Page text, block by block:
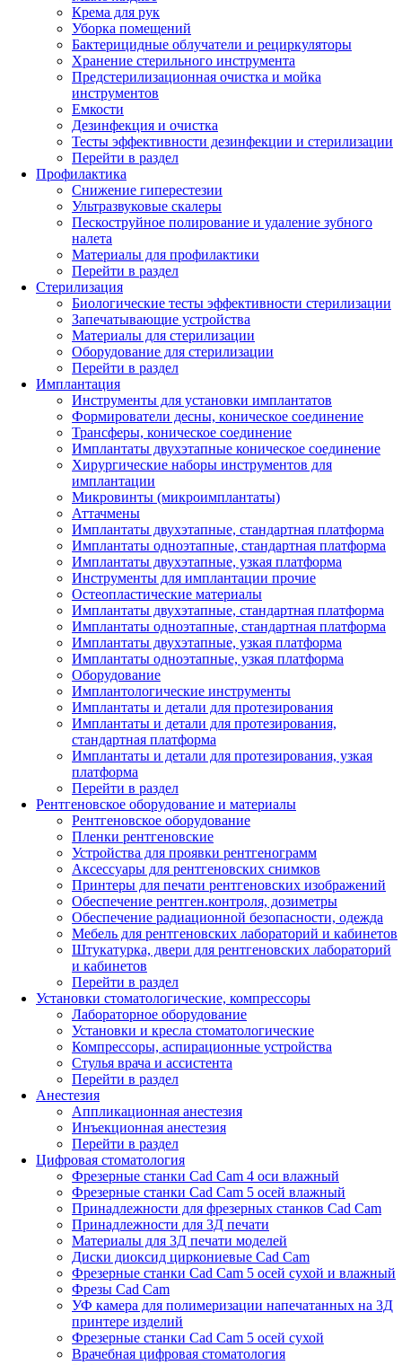
Крема для рук
Уборка помещений
Бактерицидные облучатели и рециркуляторы
Хранение стерильного инструмента
Предстерилизационная очистка и мойка
инструментов
Емкости
Дезинфекция и очистка
Тесты эффективности дезинфекции и стерилизации
Перейти в раздел
Профилактика
Снижение гиперестезии
Ультразвуковые скалеры
Пескоструйное полирование и удаление зубного
налета
Материалы для профилактики
Перейти в раздел
Стерилизация
Биологические тесты эффективности стерилизации
Запечатывающие устройства
Материалы для стерилизации
Оборудование для стерилизации
Перейти в раздел
Имплантация
Инструменты для установки имплантатов
Формирователи десны, коническое соединение
Трансферы, коническое соединение
Имплантаты двухэтапные коническое соединение
Хирургические наборы инструментов для
имплантации
Микровинты (микроимплантаты)
Аттачмены
Имплантаты двухэтапные, стандартная платформа
Имплантаты одноэтапные, стандартная платформа
Имплантаты двухэтапные, узкая платформа
Инструменты для имплантации прочие
Остеопластические материалы
Имплантаты двухэтапные, стандартная платформа
Имплантаты одноэтапные, стандартная платформа
Имплантаты двухэтапные, узкая платформа
Имплантаты одноэтапные, узкая платформа
Оборудование
Имплантологические инструменты
Имплантаты и детали для протезирования
Имплантаты и детали для протезирования,
стандартная платформа
Имплантаты и детали для протезирования, узкая
платформа
Перейти в раздел
Рентгеновское оборудование и материалы
Рентгеновское оборудование
Пленки рентгеновские
Устройства для проявки рентгенограмм
Аксессуары для рентгеновских снимков
Принтеры для печати рентгеновских изображений
Обеспечение рентген.контроля, дозиметры
Обеспечение радиационной безопасности, одежда
Мебель для рентгеновских лабораторий и кабинетов
Штукатурка, двери для рентгеновских лабораторий
и кабинетов
Перейти в раздел
Установки стоматологические, компрессоры
Лабораторное оборудование
Установки и кресла стоматологические
Компрессоры, аспирационные устройства
Стулья врача и ассистента
Перейти в раздел
Анестезия
Аппликационная анестезия
Инъекционная анестезия
Перейти в раздел
Цифровая стоматология
Фрезерные станки Cad Cam 4 оси влажный
Фрезерные станки Cad Cam 5 осей влажный
Принадлежности для фрезерных станков Cad Cam
Принадлежности для 3Д печати
Материалы для 3Д печати моделей
Диски диоксид циркониевые Cad Cam
Фрезерные станки Cad Cam 5 осей сухой и влажный
Фрезы Cad Cam
УФ камера для полимеризации напечатанных на 3Д
принтере изделий
Фрезерные станки Cad Cam 5 осей сухой
Врачебная цифровая стоматология